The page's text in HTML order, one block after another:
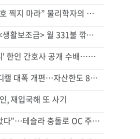
“로또, 이 번호 찍지 마라” 물리학자의 당첨금 높이는 비밀
40만명 SSI<생활보조금> 월 331불 깎이나
'14년째 도피' 한인 간호사 공개 수배…메디케어 사기 유죄
[포커스] 메디캘 대폭 개편…자산한도 84% 축소
, 재입국해 또 사기
“전쟁터 같았다”…테슬라 충돌로 OC 주택 4채 파손